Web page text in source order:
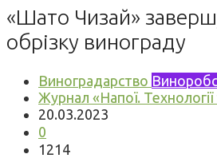
«Шато Чизай»
обрізку винограду
Виноградарство
Журнал «Напої. Технології
20.03.2023
0
1214